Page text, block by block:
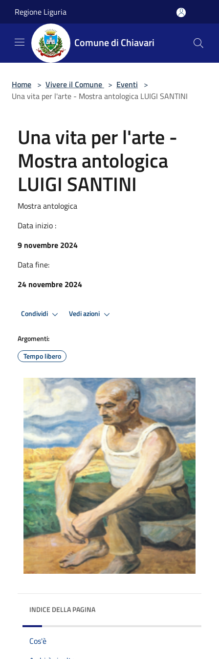
Regione Liguria
Comune di Chiavari
Home > Vivere il Comune > Eventi >
Una vita per l'arte - Mostra antologica LUIGI SANTINI
Una vita per l'arte -
Mostra antologica
LUIGI SANTINI
Mostra antologica
Data inizio :
9 novembre 2024
Data fine:
24 novembre 2024
Condividi Vedi azioni
Argomenti:
Tempo libero
INDICE DELLA PAGINA
Cos'è